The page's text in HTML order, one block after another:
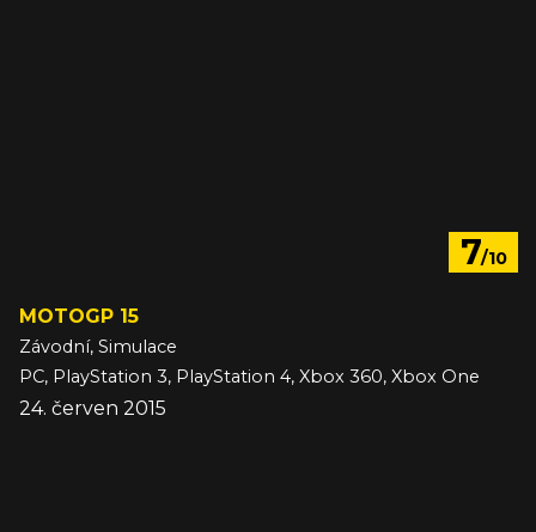
7/10
MOTOGP 15
Závodní, Simulace
PC, PlayStation 3, PlayStation 4, Xbox 360, Xbox One
24. červen 2015